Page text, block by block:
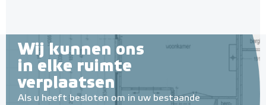
Wij kunnen ons
in elke ruimte
verplaatsen
Als u heeft besloten om in uw bestaande